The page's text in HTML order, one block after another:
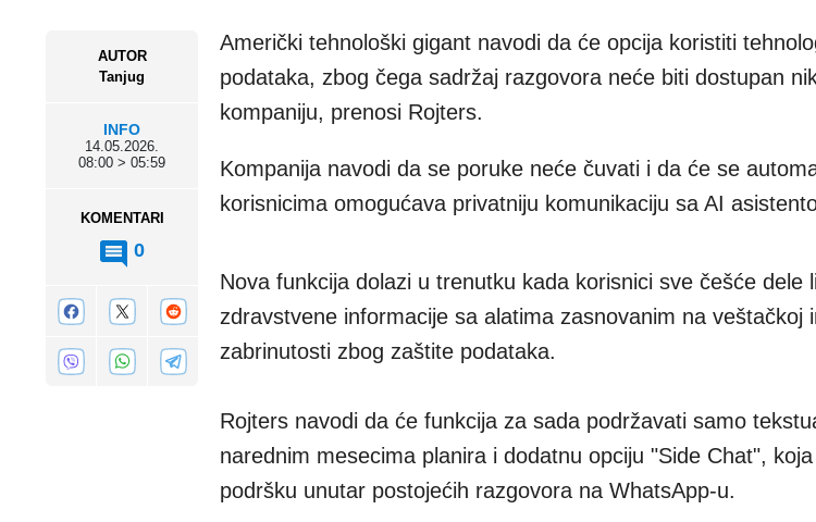
AUTOR
Tanjug
INFO
14.05.2026.
08:00 > 05:59
KOMENTARI
0
Američki tehnološki gigant navodi da će opcija koristiti
podataka, zbog čega sadržaj razgovora neće biti dostupan
kompaniju, prenosi Rojters.
Kompanija navodi da se poruke neće čuvati i da će se
korisnicima omogućava privatniju komunikaciju sa AI
Nova funkcija dolazi u trenutku kada korisnici sve češće dele
zdravstvene informacije sa alatima zasnovanim na veštačkoj
zabrinutosti zbog zaštite podataka.
Rojters navodi da će funkcija za sada podržavati samo
narednim mesecima planira i dodatnu opciju "Side Chat",
podršku unutar postojećih razgovora na WhatsApp-u.